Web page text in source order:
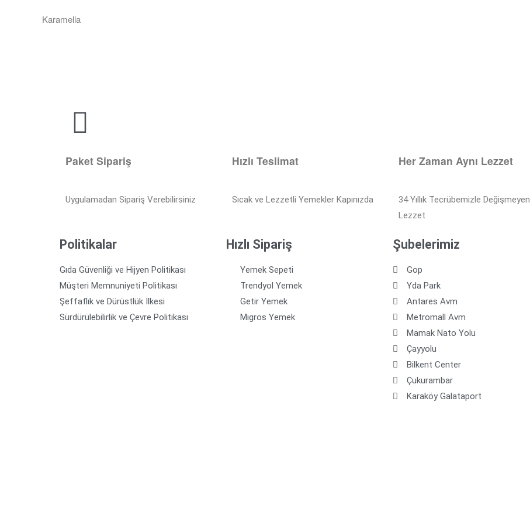
Karamella
Paket Sipariş
Uygulamadan Sipariş Verebilirsiniz
Hızlı Teslimat
Sıcak ve Lezzetli Yemekler Kapınızda
Her Zaman Aynı Lezzet
34 Yıllık Tecrübemizle Değişmeyen
Lezzet
Politikalar
Gıda Güvenliği ve Hijyen Politikası
Müşteri Memnuniyeti Politikası
Şeffaflık ve Dürüstlük İlkesi
Sürdürülebilirlik ve Çevre Politikası
Hızlı Sipariş
Yemek Sepeti
Trendyol Yemek
Getir Yemek
Migros Yemek
Şubelerimiz
Gop
Yda Park
Antares Avm
Metromall Avm
Mamak Nato Yolu
Çayyolu
Bilkent Center
Çukurambar
Karaköy Galataport